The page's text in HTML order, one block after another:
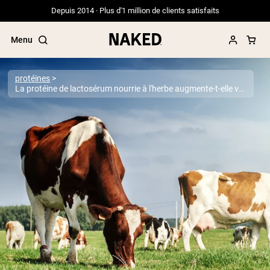
Depuis 2014 · Plus d'1 million de clients satisfaits
Menu
Termes de recherche populaires
”Protein Powder“
”Overnight Oats“
”Vegan protein“
”Collagen“
”Micellar Casein“
PROTÉINES EN POUDREMeilleure Vente
Protéine de pois
Protéine de Whey en Poudre
Peptides de collagène
protéines
La protéine de lactosérum nourrie à l'herbe augmente-t-elle votre système immunitaire?